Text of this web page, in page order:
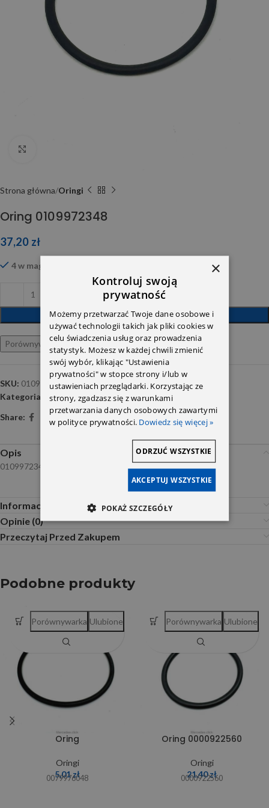
Strona główna Oringi
Oring 0109972348
37,20 zł
4 w magazynie
DODAJ DO KOSZYKA
Porównywarka Ulubione
SKU: 0109972348
Kategoria:
Oringi
Share:
Opis
0109972348
Informacje dodatkowe
Opinie (0)
Przeczytaj Przed Zakupem
Podobne produkty
Oring
Oringi
5,01zł
0079976048
Porównywarka Ulubione
Oring 0000922560
Oringi
21,40zł
0000922560
Porównywarka Ulubione
×
Kontroluj swoją
prywatność
Możemy przetwarzać Twoje dane osobowe i
używać technologii takich jak pliki cookies w
celu świadczenia usług oraz prowadzenia
statystyk. Możesz w każdej chwili zmienić
swój wybór, klikając "Ustawienia
prywatności" w stopce strony i/lub w
ustawieniach przeglądarki. Korzystając ze
strony, zgadzasz się z warunkami
przetwarzania danych osobowych zawartymi
w polityce prywatności. Dowiedz się więcej »
AKCEPTUJ WSZYSTKIE
ODRZUĆ WSZYSTKIE
POKAŻ SZCZEGÓŁY